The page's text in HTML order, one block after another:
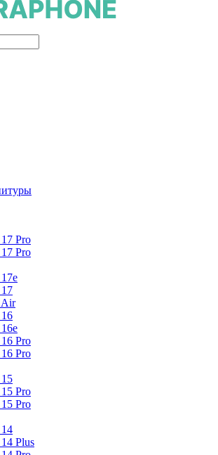
Pro
Pro
Air
Pro
Pro
Pro
Pro
Plus